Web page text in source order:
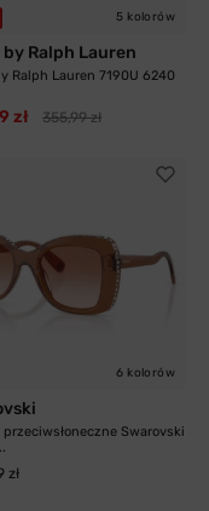
5 kolorów
by Ralph Lauren
Ralph Lauren 7190U 6240
zł 355,99 zł
6 kolorów
przeciwsłoneczne Swarovski
zł